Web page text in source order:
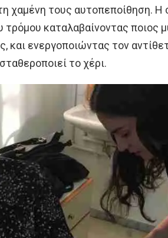
χαμένη τους αυτοπεποίθηση. Η
τρόμου καταλαβαίνοντας ποιος
και ενεργοποιώντας τον
το χέρι.